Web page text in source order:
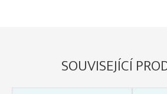
SOUVISEJÍCÍ